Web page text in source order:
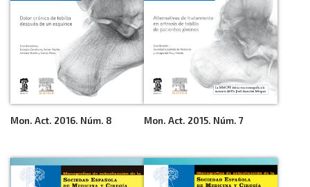
Mon. Act. 2016. Núm. 8 Mon. Act. 2015. Núm. 7